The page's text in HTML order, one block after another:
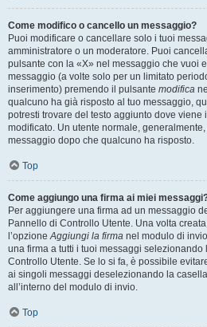
Come modifico o cancello un messaggio?
Puoi modificare o cancellare solo i tuoi
amministratore o un moderatore. Puoi
pulsante con la «X» nel messaggio che vuoi
messaggio (a volte solo per un limitato
inserimento) premendo il pulsante modifica
qualcuno ha già risposto al tuo messaggio,
potresti trovare del testo aggiunto dove viene
modificato. Un utente normale,
messaggio dopo che qualcuno ha risposto.
Top
Come aggiungo una firma ai miei
Per aggiungere una firma ad un messaggio
Pannello di Controllo Utente. Una volta
l’opzioneAggiungi la firma nel modulo di
una firma a tutti i tuoi messaggi selezionando
Controllo Utente. Se lo si fa, è possibile
ai singoli messaggi deselezionando la
all’interno del modulo di invio.
Top